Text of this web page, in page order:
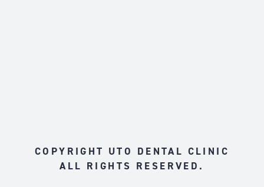
COPYRIGHT UTO DENTAL CLINIC
ALL RIGHTS RESERVED.